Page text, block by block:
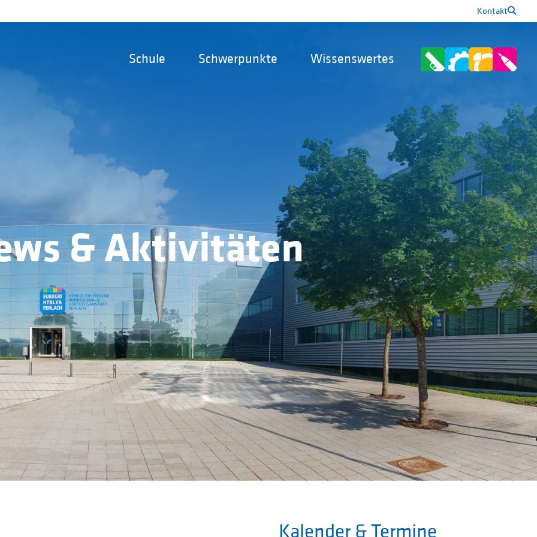
Kontakt
Schule Schwerpunkte Wissenswertes
& Aktivitäten
Kalender & Termine